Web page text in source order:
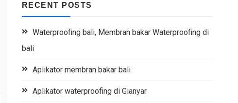
RECENT POSTS
Waterproofing bali, Membran bakar Waterproofing di
bali
Aplikator membran bakar bali
Aplikator waterproofing di Gianyar